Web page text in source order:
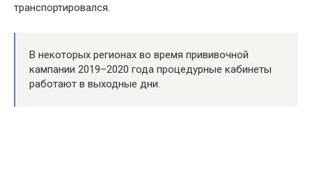
транспортировался.
В некоторых регионах во время прививочной
кампании 2019–2020 года процедурные кабинеты
работают в выходные дни.